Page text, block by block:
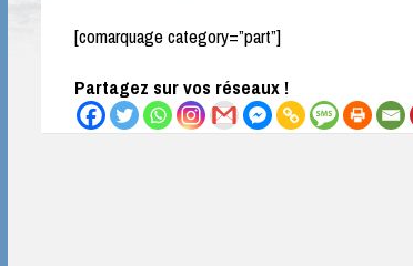
[comarquage category=”part”]
Partagez sur vos réseaux !